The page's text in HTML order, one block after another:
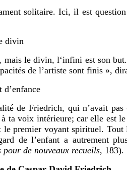
solitaire. Ici, il est question
divin
mais le divin, l‘infini est son
de l’artiste sont finis »,
d’enfance
Friedrich, qui n’avait pas
ta voix intérieure; car elle est
premier voyant spirituel.
de l’enfant a autrement
de nouveaux recueils, 183).